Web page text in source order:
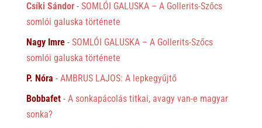
Csíki Sándor- SOMLÓI GALUSKA – A Gollerits-Szőcs
somlói galuska története
Nagy Imre- SOMLÓI GALUSKA – A Gollerits-Szőcs
somlói galuska története
P. Nóra - AMBRUS LAJOS: A lepkegyűjtő
Bobbafet- A sonkapácolás titkai, avagy van-e magyar
sonka?